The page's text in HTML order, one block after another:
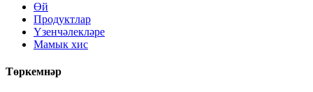
Өй
Продуктлар
Үзенчәлекләре
Мамык хис
Төркемнәр